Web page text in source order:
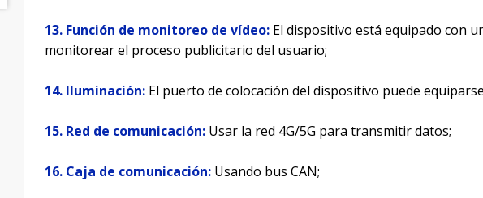
13. Función de monitoreo de vídeo: El dispositivo está equipado con
monitorear el proceso publicitario del usuario;
14. Iluminación: El puerto de colocación del dispositivo puede
15. Red de comunicación: Usar la red 4G/5G para transmitir datos;
16. Caja de comunicación: Usando bus CAN;